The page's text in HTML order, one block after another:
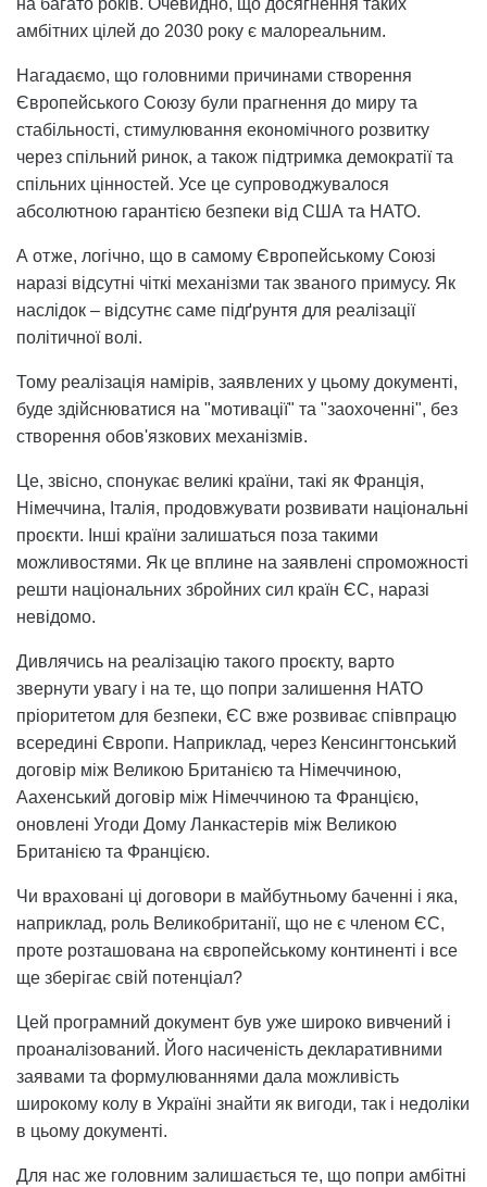
на багато років. Очевидно, що досягнення таких
амбітних цілей до 2030 року є малореальним.
Нагадаємо, що головними причинами створення
Європейського Союзу були прагнення до миру та
стабільності, стимулювання економічного розвитку
через спільний ринок, а також підтримка демократії та
спільних цінностей. Усе це супроводжувалося
абсолютною гарантією безпеки від США та НАТО.
А отже, логічно, що в самому Європейському Союзі
наразі відсутні чіткі механізми так званого примусу. Як
наслідок – відсутнє саме підґрунтя для реалізації
політичної волі.
Тому реалізація намірів, заявлених у цьому документі,
буде здійснюватися на "мотивації" та "заохоченні", без
створення обов'язкових механізмів.
Це, звісно, спонукає великі країни, такі як Франція,
Німеччина, Італія, продовжувати розвивати національні
проєкти. Інші країни залишаться поза такими
можливостями. Як це вплине на заявлені спроможності
решти національних збройних сил країн ЄС, наразі
невідомо.
Дивлячись на реалізацію такого проєкту, варто
звернути увагу і на те, що попри залишення НАТО
пріоритетом для безпеки, ЄС вже розвиває співпрацю
всередині Європи. Наприклад, через Кенсингтонський
договір між Великою Британією та Німеччиною,
Аахенський договір між Німеччиною та Францією,
оновлені Угоди Дому Ланкастерів між Великою
Британією та Францією.
Чи враховані ці договори в майбутньому баченні і яка,
наприклад, роль Великобританії, що не є членом ЄС,
проте розташована на європейському континенті і все
ще зберігає свій потенціал?
Цей програмний документ був уже широко вивчений і
проаналізований. Його насиченість декларативними
заявами та формулюваннями дала можливість
широкому колу в Україні знайти як вигоди, так і недоліки
в цьому документі.
Для нас же головним залишається те, що попри амбітні